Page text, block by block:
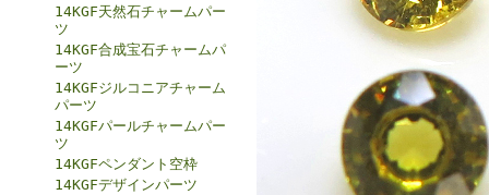
14KGF天然石チャームパー
ツ
14KGF合成宝石チャームパ
ーツ
14KGFジルコニアチャーム
パーツ
14KGFパールチャームパー
ツ
14KGFペンダント空枠
14KGFデザインパーツ